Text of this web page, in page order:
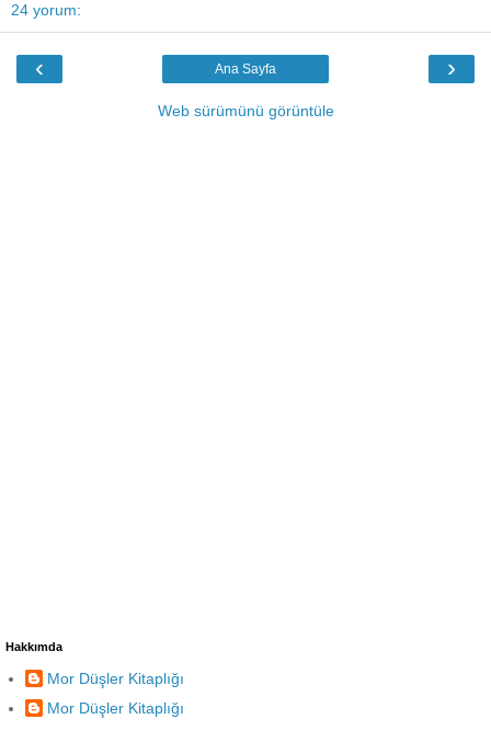
24 yorum:
‹ ›
Ana Sayfa
Web sürümünü görüntüle
Hakkımda
Mor Düşler Kitaplığı
Mor Düşler Kitaplığı